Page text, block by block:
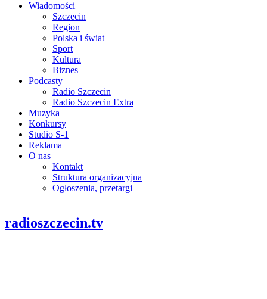
Wiadomości
Szczecin
Region
Polska i świat
Sport
Kultura
Biznes
Podcasty
Radio Szczecin
Radio Szczecin Extra
Muzyka
Konkursy
Studio S-1
Reklama
O nas
Kontakt
Struktura organizacyjna
Ogłoszenia, przetargi
radioszczecin.tv